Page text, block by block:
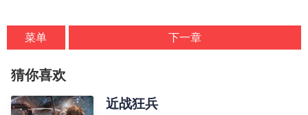
菜单 下一章
猜你喜欢
近战狂兵